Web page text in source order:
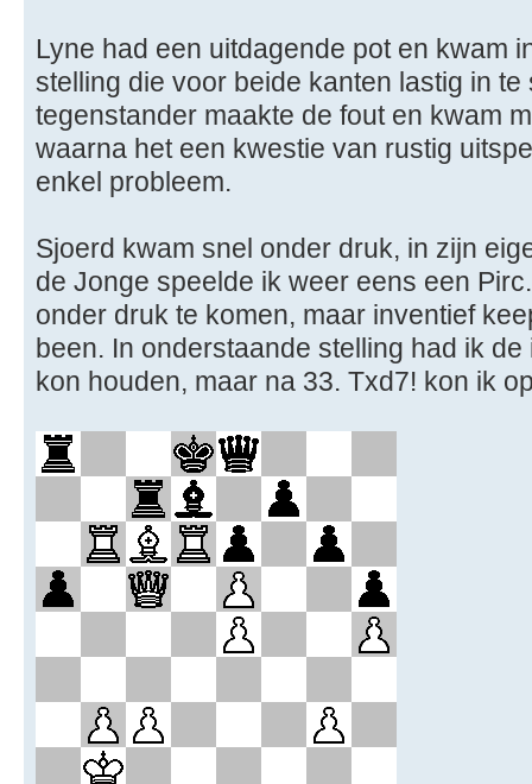
Lyne had een uitdagende pot en kwam
stelling die voor beide kanten lastig in
tegenstander maakte de fout en kwam
waarna het een kwestie van rustig
enkel probleem.
Sjoerd kwam snel onder druk, in zijn
de Jonge speelde ik weer eens een
onder druk te komen, maar inventief
been. In onderstaande stelling had ik
kon houden, maar na 33. Txd7! kon ik